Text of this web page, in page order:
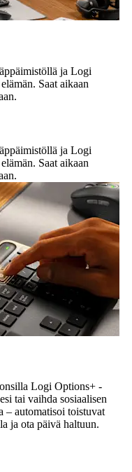
ja Logi
Saat aikaan
ja Logi
Saat aikaan
Logi Options+ -
tai vaihda sosiaalisen
– automatisoi toistuvat
ja ota päivä haltuun.